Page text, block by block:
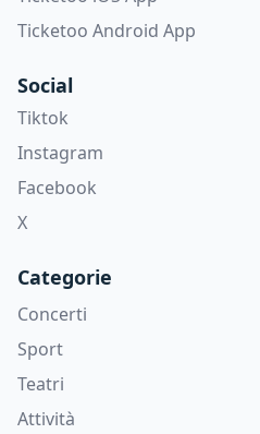
Ticketoo Android App
Social
Tiktok
Instagram
Facebook
X
Categorie
Concerti
Sport
Teatri
Attività